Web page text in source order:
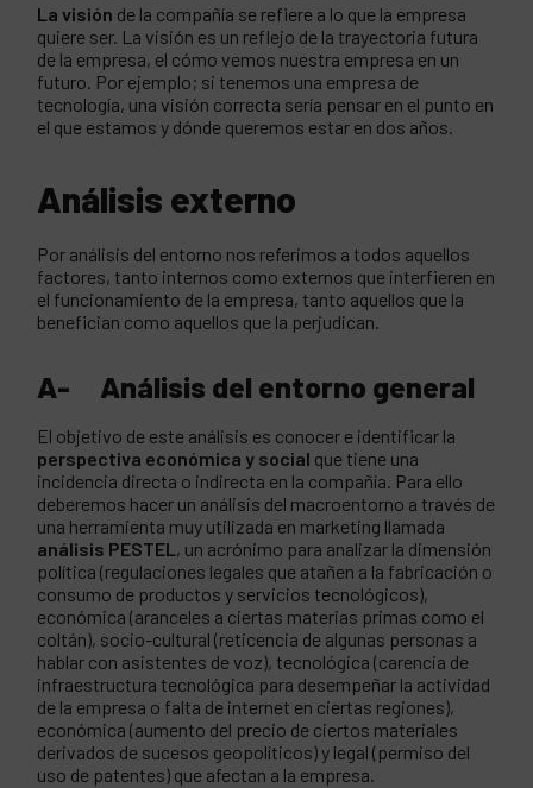
La visión de la compañía se refiere a lo que la empresa
quiere ser. La visión es un reflejo de la trayectoria futura
de la empresa, el cómo vemos nuestra empresa en un
futuro. Por ejemplo; si tenemos una empresa de
tecnología, una visión correcta sería pensar en el punto en
el que estamos y dónde queremos estar en dos años.
Análisis externo
Por análisis del entorno nos referimos a todos aquellos
factores, tanto internos como externos que interfieren en
el funcionamiento de la empresa, tanto aquellos que la
benefician como aquellos que la perjudican.
A- Análisis del entorno general
El objetivo de este análisis es conocer e identificar la
perspectiva económica y social que tiene una
incidencia directa o indirecta en la compañía. Para ello
deberemos hacer un análisis del macroentorno a través de
una herramienta muy utilizada en marketing llamada
análisis PESTEL, un acrónimo para analizar la dimensión
política (regulaciones legales que atañen a la fabricación o
consumo de productos y servicios tecnológicos),
económica (aranceles a ciertas materias primas como el
coltán), socio-cultural (reticencia de algunas personas a
hablar con asistentes de voz), tecnológica (carencia de
infraestructura tecnológica para desempeñar la actividad
de la empresa o falta de internet en ciertas regiones),
económica (aumento del precio de ciertos materiales
derivados de sucesos geopolíticos) y legal (permiso del
uso de patentes) que afectan a la empresa.